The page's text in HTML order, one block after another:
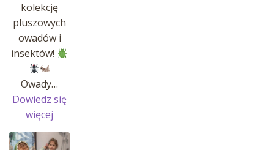
kolekcję
pluszowych
owadów i
insektów!
Owady…
Dowiedz się
więcej
OWADY
I